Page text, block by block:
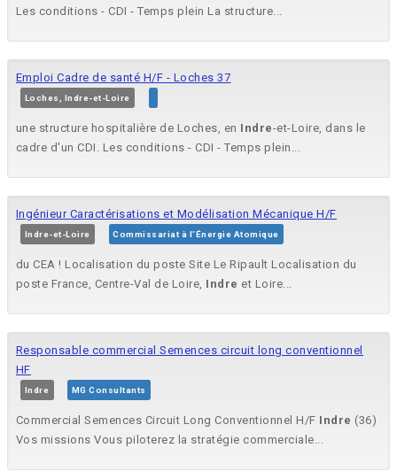
Les conditions - CDI - Temps plein La structure...
Emploi Cadre de santé H/F - Loches 37
Loches, Indre-et-Loire
une structure hospitalière de Loches, en Indre-et-Loire, dans le
cadre d'un CDI. Les conditions - CDI - Temps plein...
Ingénieur Caractérisations et Modélisation Mécanique H/F
Indre-et-Loire Commissariat à l'Énergie Atomique
du CEA ! Localisation du poste Site Le Ripault Localisation du
poste France, Centre-Val de Loire, Indre et Loire...
Responsable commercial Semences circuit long conventionnel
HF
Indre MG Consultants
Commercial Semences Circuit Long Conventionnel H/F Indre (36)
Vos missions Vous piloterez la stratégie commerciale...